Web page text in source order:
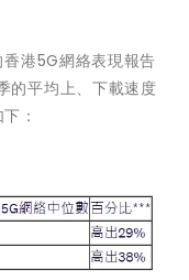
港5G網絡表現報告
的平均上、下載速度
：